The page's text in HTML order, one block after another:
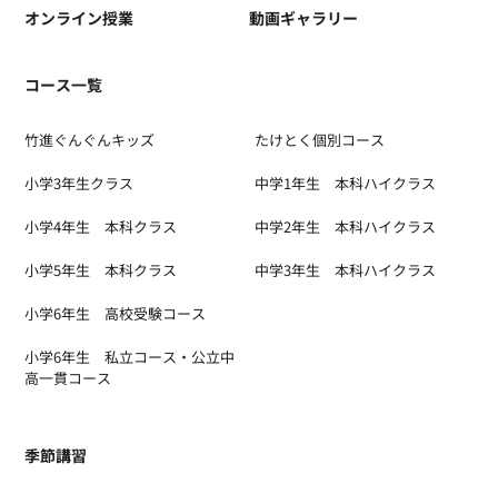
オンライン授業 動画ギャラリー
コース一覧
竹進ぐんぐんキッズ
小学3年生クラス
小学4年生 本科クラス
小学5年生 本科クラス
小学6年生 高校受験コース
小学6年生 私立コース・公立中
高一貫コース
たけとく個別コース
中学1年生 本科ハイクラス
中学2年生 本科ハイクラス
中学3年生 本科ハイクラス
季節講習